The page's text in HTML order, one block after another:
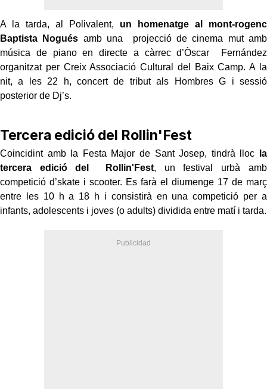
A la tarda, al Polivalent, un homenatge al mont-rogenc
Baptista Nogués amb una projecció de cinema mut amb
música de piano en directe a càrrec d’Òscar Fernández
organitzat per Creix Associació Cultural del Baix Camp. A la
nit, a les 22 h, concert de tribut als Hombres G i sessió
posterior de Dj’s.
Tercera edició del Rollin'Fest
Coincidint amb la Festa Major de Sant Josep, tindrà lloc
la
tercera edició del Rollin'Fest, un festival urbà amb
competició d’skate i scooter. Es farà el diumenge 17 de març
entre les 10 h a 18 h i consistirà en una competició per a
infants, adolescents i joves (o adults) dividida entre matí i tarda.